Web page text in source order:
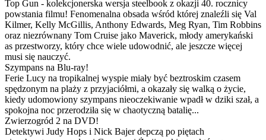
Top Gun - kolekcjonerska wersja steelbook z okazji 40. rocznicy
powstania filmu! Fenomenalna obsada wśród której znaleźli się Val
Kilmer, Kelly McGillis, Anthony Edwards, Meg Ryan, Tim Robbins
oraz niezrównany Tom Cruise jako Maverick, młody amerykański
as przestworzy, który chce wiele udowodnić, ale jeszcze więcej
musi się nauczyć.
Szympans na Blu-ray!
Ferie Lucy na tropikalnej wyspie miały być beztroskim czasem
spędzonym na plaży z przyjaciółmi, a okazały się walką o życie,
kiedy udomowiony szympans nieoczekiwanie wpadł w dziki szał, a
spokojna noc przerodziła się w chaotyczną batalię...
Zwierzogród 2 na DVD!
Detektywi Judy Hops i Nick Bajer depczą po piętach